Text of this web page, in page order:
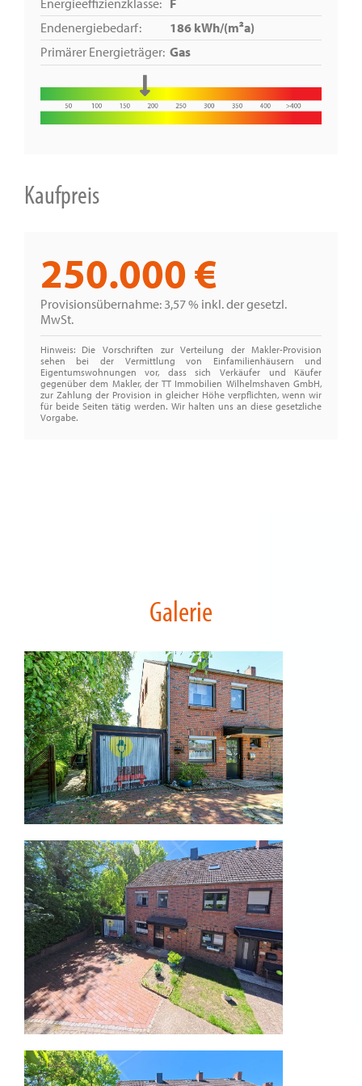
Energieeffizienzklasse:
F
Endenergiebedarf:
186 kWh/(m²a)
Primärer Energieträger: Gas
Kaufpreis
250.000 €
Provisionsübernahme: 3,57 % inkl. der gesetzl.
MwSt.
Hinweis: Die Vorschriften zur Verteilung der Makler-Provision
sehen bei der Vermittlung von Einfamilienhäusern und
Eigentumswohnungen vor, dass sich Verkäufer und Käufer
gegenüber dem Makler, der TT Immobilien Wilhelmshaven GmbH,
zur Zahlung der Provision in gleicher Höhe verpflichten, wenn wir
für beide Seiten tätig werden. Wir halten uns an diese gesetzliche
Vorgabe.
Galerie